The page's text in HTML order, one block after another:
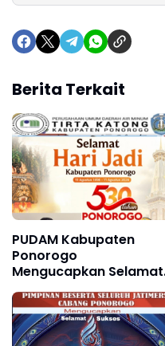
Berita Terkait
PUDAM Kabupaten
Ponorogo
Mengucapkan Selamat
Hari Jadi Kabupaten
Ponorogo ke 530 11
Agustus 1496 - 11
Agustus 2026